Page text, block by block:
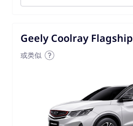
Geely Coolray Flagship
或类似